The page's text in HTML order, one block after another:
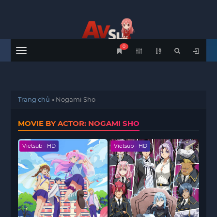
Menu
0
Trang chủ » Nogami Sho
MOVIE BY ACTOR: NOGAMI SHO
Vietsub - HD Vietsub - HD